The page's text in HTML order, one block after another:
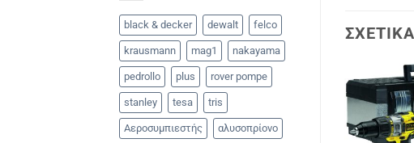
black & decker dewalt felco
krausmann mag1 nakayama
pedrollo plus rover pompe
stanley tesa tris
Αεροσυμπιεστής αλυσοπρίονο